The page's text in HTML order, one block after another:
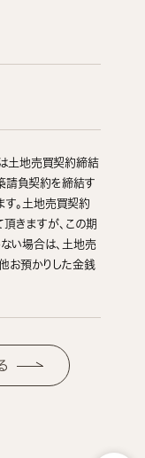
土地売買契約締結
請負契約を締結す
す。土地売買契約
きますが、この期
い場合は、土地売
お預かりした金銭